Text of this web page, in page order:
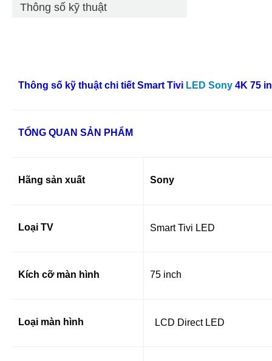
Thông số kỹ thuật
Thông số kỹ thuật chi tiết Smart Tivi LED Sony 4K 75
TỔNG QUAN SẢN PHẨM
Hãng sản xuất Sony
Loại TV Smart Tivi LED
Kích cỡ màn hình 75 inch
Loại màn hình LCD Direct LED